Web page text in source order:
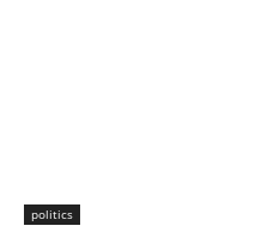
politics